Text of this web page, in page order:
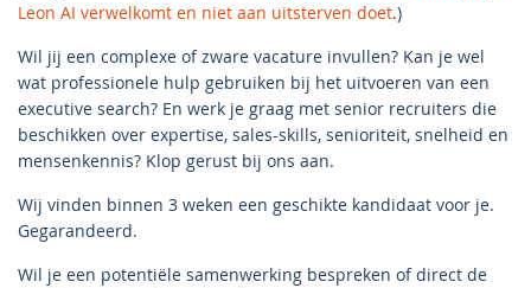
Leon AI verwelkomt en niet aan uitsterven doet.)
Wil jij een complexe of zware vacature invullen? Kan je wel
wat professionele hulp gebruiken bij het uitvoeren van een
executive search? En werk je graag met senior recruiters die
beschikken over expertise, sales-skills, senioriteit, snelheid en
mensenkennis? Klop gerust bij ons aan.
Wij vinden binnen 3 weken een geschikte kandidaat voor je.
Gegarandeerd.
Wil je een potentiële samenwerking bespreken of direct de